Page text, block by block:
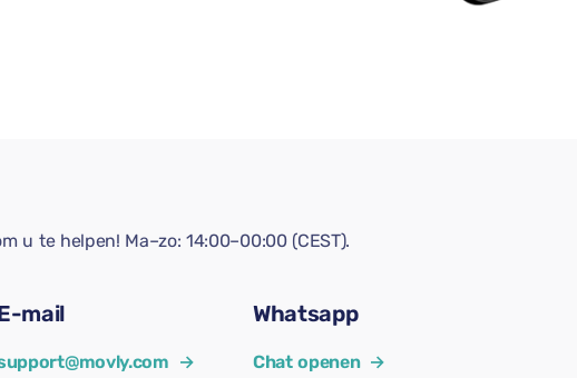
u te helpen! Ma–zo: 14:00–00:00 (CEST).
mail
→
Whatsapp
Chat openen →